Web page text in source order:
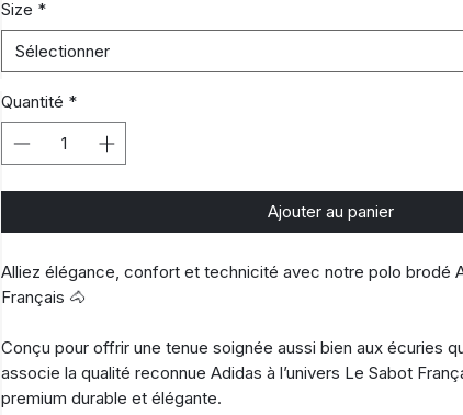
Size *
Sélectionner
Quantité *
Ajouter au panier
Alliez élégance, confort et technicité avec notre polo brodé
Français 🐴
Conçu pour offrir une tenue soignée aussi bien aux écuries
associe la qualité reconnue Adidas à l’univers Le Sabot
premium durable et élégante.